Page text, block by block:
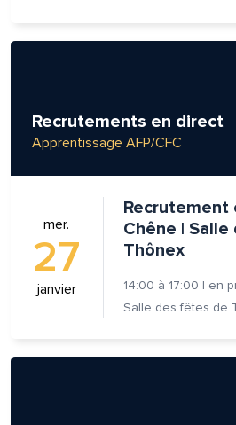
Recrutements en direct
Apprentissage AFP/CFC
mer.
27
janvier
Recrutement
Chêne |
Thônex
14:00 à 17:00 | en